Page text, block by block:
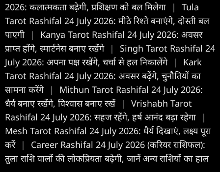
2026: कलात्मकता बढ़ेगी, प्रशिक्षण को बल मिलेगा
|
Tula
Tarot Rashifal 24 July 2026: मीठे रिश्ते बनाएंगे, दोस्ती बल
पाएगी
|
Kanya Tarot Rashifal 24 July 2026: अवसर
प्राप्त होंगे, स्मार्टनेस बनाए रखेंगे |
Singh Tarot Rashifal 24
July 2026: अपना पक्ष रखेंगे, चर्चा से हल निकालेंगे |
Kark
Tarot Rashifal 24 July 2026: अवसर बढ़ेंगे, चुनौतियों का
सामना करेंगे |
Mithun Tarot Rashifal 24 July 2026:
धैर्य बनाए रखेंगे, विश्वास बनाए रखें
|
Vrishabh Tarot
Rashifal 24 July 2026: सहज रहेंगे, हर्ष आनंद बढ़ा रहेगा
|
Mesh Tarot Rashifal 24 July 2026: धैर्य दिखाएं, लक्ष्य पूरा
करें |
Career Rashifal 24 July 2026 (करियर राशिफल):
तुला राशि वालों की लोकप्रियता बढ़ेगी, जानें अन्य राशियों का हाल